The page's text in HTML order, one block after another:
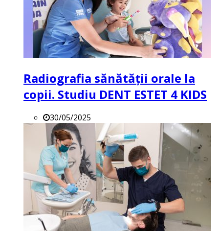
Radiografia sănătății orale la
copii. Studiu DENT ESTET 4 KIDS
30/05/2025